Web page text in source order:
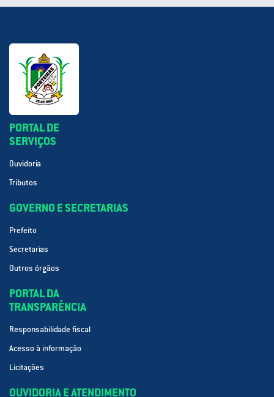
PORTAL DE
SERVIÇOS
Ouvidoria
Tributos
GOVERNO E SECRETARIAS
Prefeito
Secretarias
Outros órgãos
PORTAL DA
TRANSPARÊNCIA
Responsabilidade fiscal
Acesso à informação
Licitações
OUVIDORIA E ATENDIMENTO